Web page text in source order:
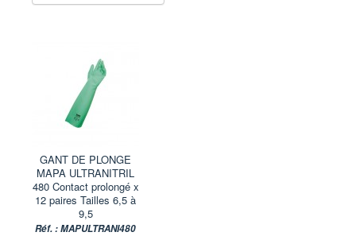
GANT DE PLONGE
MAPA ULTRANITRIL
480 Contact prolongé x
12 paires Tailles 6,5 à
9,5
Réf. : MAPULTRANI480